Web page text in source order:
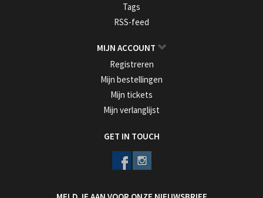
Tags
RSS-feed
MIJN ACCOUNT
Registreren
Mijn bestellingen
Mijn tickets
Mijn verlanglijst
GET IN TOUCH